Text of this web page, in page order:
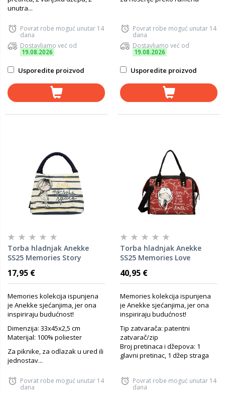
unutra...
Povrat robe moguć unutar 14
dana
Dostavljamo već od
19.08.2026
Usporedite proizvod
Povrat robe moguć unutar 14
dana
Dostavljamo već od
19.08.2026
Usporedite proizvod
Torba hladnjak Anekke
SS25 Memories Story
17,95 €
Memories kolekcija ispunjena
je Anekke sjećanjima, jer ona
inspiriraju budućnost!
Dimenzija: 33x45x2,5 cm
Materijal: 100% poliester
Za piknike, za odlazak u ured ili
jednostav...
Povrat robe moguć unutar 14
dana
Torba hladnjak Anekke
SS25 Memories Love
P10
40,95 €
Memories kolekcija ispunjena
je Anekke sjećanjima, jer ona
inspiriraju budućnost!
Tip zatvarača: patentni
zatvarač/zip
Broj pretinaca i džepova: 1
glavni pretinac, 1 džep straga
Povrat robe moguć unutar 14
dana